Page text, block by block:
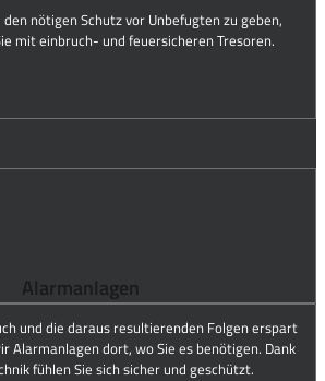
nötigen Schutz vor Unbefugten zu geben,
mit einbruch- und feuersicheren Tresoren.
Alarmanlagen
und die daraus resultierenden Folgen erspart
Alarmanlagen dort, wo Sie es benötigen. Dank
fühlen Sie sich sicher und geschützt.